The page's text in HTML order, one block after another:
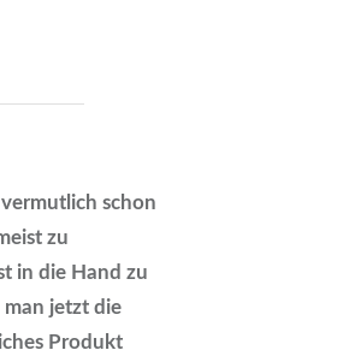
schon
zu
in die Hand zu
jetzt die
Produkt